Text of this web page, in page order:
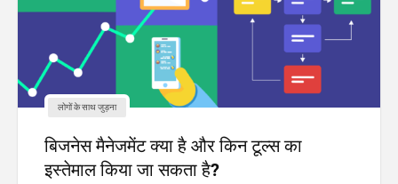
लोगों के साथ जुड़ना
बिजनेस मैनेजमेंट क्या है और किन टूल्स का
इस्तेमाल किया जा सकता है?